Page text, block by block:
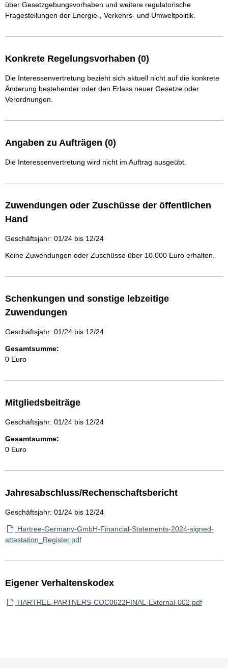
über Gesetzgebungsvorhaben und weitere regulatorische
Fragestellungen der Energie-, Verkehrs- und Umweltpolitik.
Konkrete Regelungsvorhaben (0)
Die Interessenvertretung bezieht sich aktuell nicht auf die konkrete
Änderung bestehender oder den Erlass neuer Gesetze oder
Verordnungen.
Angaben zu Aufträgen (0)
Die Interessenvertretung wird nicht im Auftrag ausgeübt.
Zuwendungen oder Zuschüsse der öffentlichen
Hand
Geschäftsjahr: 01/24 bis 12/24
Keine Zuwendungen oder Zuschüsse über 10.000 Euro erhalten.
Schenkungen und sonstige lebzeitige
Zuwendungen
Geschäftsjahr: 01/24 bis 12/24
Gesamtsumme:
0 Euro
Mitgliedsbeiträge
Geschäftsjahr: 01/24 bis 12/24
Gesamtsumme:
0 Euro
Jahresabschluss/Rechenschaftsbericht
Geschäftsjahr: 01/24 bis 12/24
Hartree-Germany-GmbH-Financial-Statements-2024-signed-
attestation_Register.pdf
Eigener Verhaltenskodex
HARTREE-PARTNERS-COC0622FINAL-External-002.pdf